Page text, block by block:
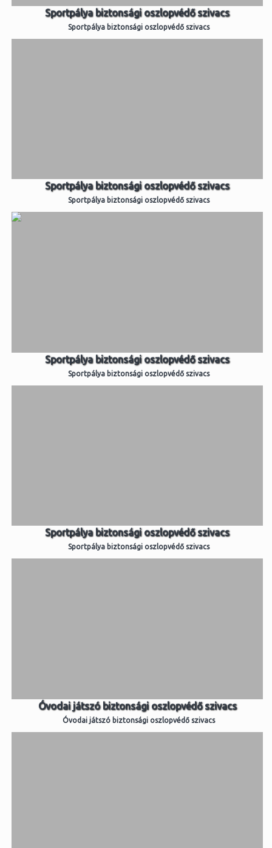
Sportpálya biztonsági oszlopvédő szivacs
Sportpálya biztonsági oszlopvédő szivacs
Sportpálya biztonsági oszlopvédő szivacs
Sportpálya biztonsági oszlopvédő szivacs
Sportpálya biztonsági oszlopvédő szivacs
Sportpálya biztonsági oszlopvédő szivacs
Sportpálya biztonsági oszlopvédő szivacs
Sportpálya biztonsági oszlopvédő szivacs
Óvodai játszó biztonsági oszlopvédő szivacs
Óvodai játszó biztonsági oszlopvédő szivacs